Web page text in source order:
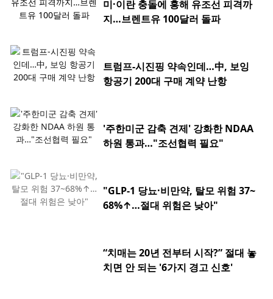
미·이란 충돌에 홍해 유조선 피격까
지…브렌트유 100달러 돌파
트럼프-시진핑 약속인데…中, 보잉
항공기 200대 구매 계약 난항
'주한미군 감축 견제' 강화한 NDAA
하원 통과…"조선협력 필요"
"GLP-1 당뇨·비만약, 탈모 위험 37~
68%↑…절대 위험은 낮아"
“치매는 20년 전부터 시작?” 절대 놓
치면 안 되는 '6가지 경고 신호'